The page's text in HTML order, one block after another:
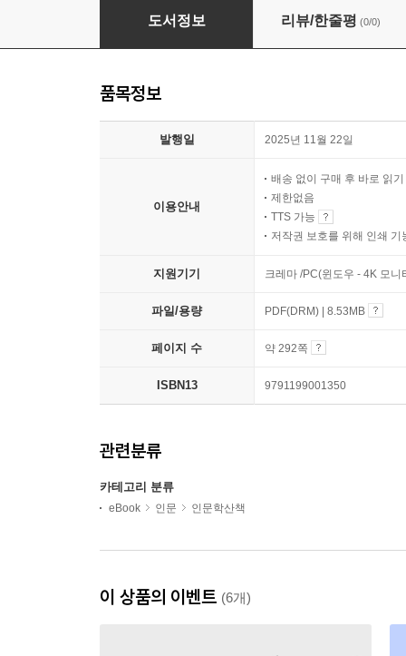
마음채움 문장집
도서정보 리뷰/한줄평 (0/0)
품목정보
발행일 2025년 11월 22일
이용안내
배송 없이 구매 후 바로 읽기
제한없음
TTS 가능
저작권 보호를 위해 인쇄 기
지원기기 크레마 /PC(윈도우 - 4K 모
파일/용량 PDF(DRM) | 8.53MB
페이지 수 약 292쪽
ISBN13 9791199001350
관련분류
카테고리 분류
eBook 인문 인문학산책
이 상품의 이벤트 (6개)